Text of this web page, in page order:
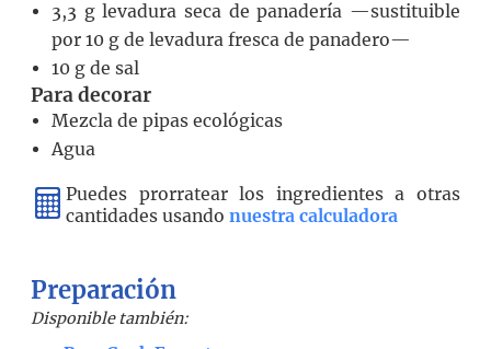
3,3 g levadura seca de panadería —sustituible
por 10 g de levadura fresca de panadero—
10 g de sal
Para decorar
Mezcla de pipas ecológicas
Agua
Puedes prorratear los ingredientes a otras
cantidades usando nuestra calculadora
Preparación
Disponible también: